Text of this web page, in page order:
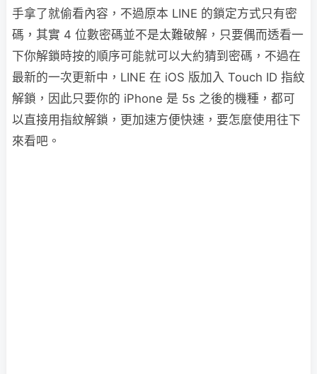
手拿了就偷看內容，不過原本 LINE 的鎖定方式只有密
碼，其實 4 位數密碼並不是太難破解，只要偶而透看一
下你解鎖時按的順序可能就可以大約猜到密碼，不過在
最新的一次更新中，LINE 在 iOS 版加入 Touch ID 指紋
解鎖，因此只要你的 iPhone 是 5s 之後的機種，都可
以直接用指紋解鎖，更加速方便快速，要怎麼使用往下
來看吧。